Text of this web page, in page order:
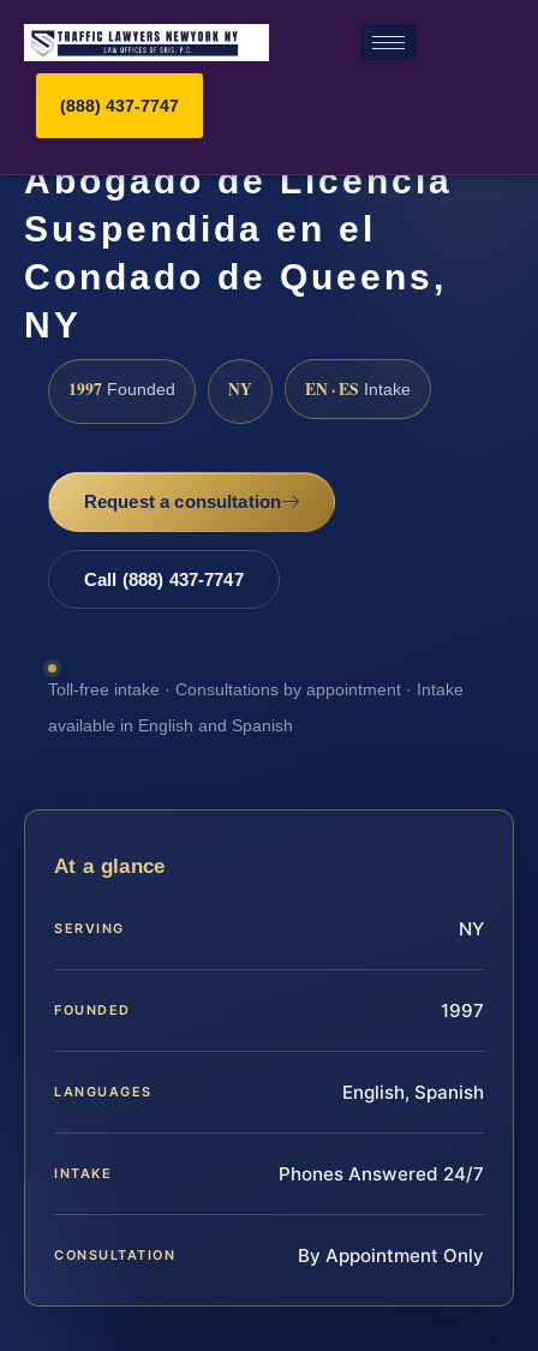
(888) 437-7747
Abogado de Licencia
Suspendida en el
Condado de Queens,
NY
1997 Founded NY EN · ES Intake
Request a consultation
Call (888) 437-7747
Toll-free intake · Consultations by appointment · Intake
available in English and Spanish
At a glance
SERVING NY
FOUNDED 1997
LANGUAGES English, Spanish
INTAKE Phones Answered 24/7
CONSULTATION By Appointment Only